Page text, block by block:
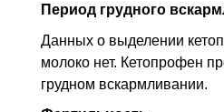
Период грудного
Данных о выделении
молоко нет. Кетопрофен
грудном вскармливании.